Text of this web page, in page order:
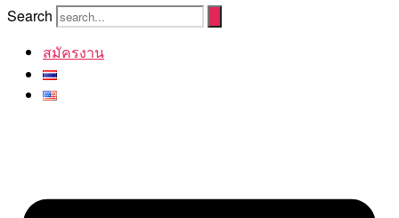
Search
สมัครงาน